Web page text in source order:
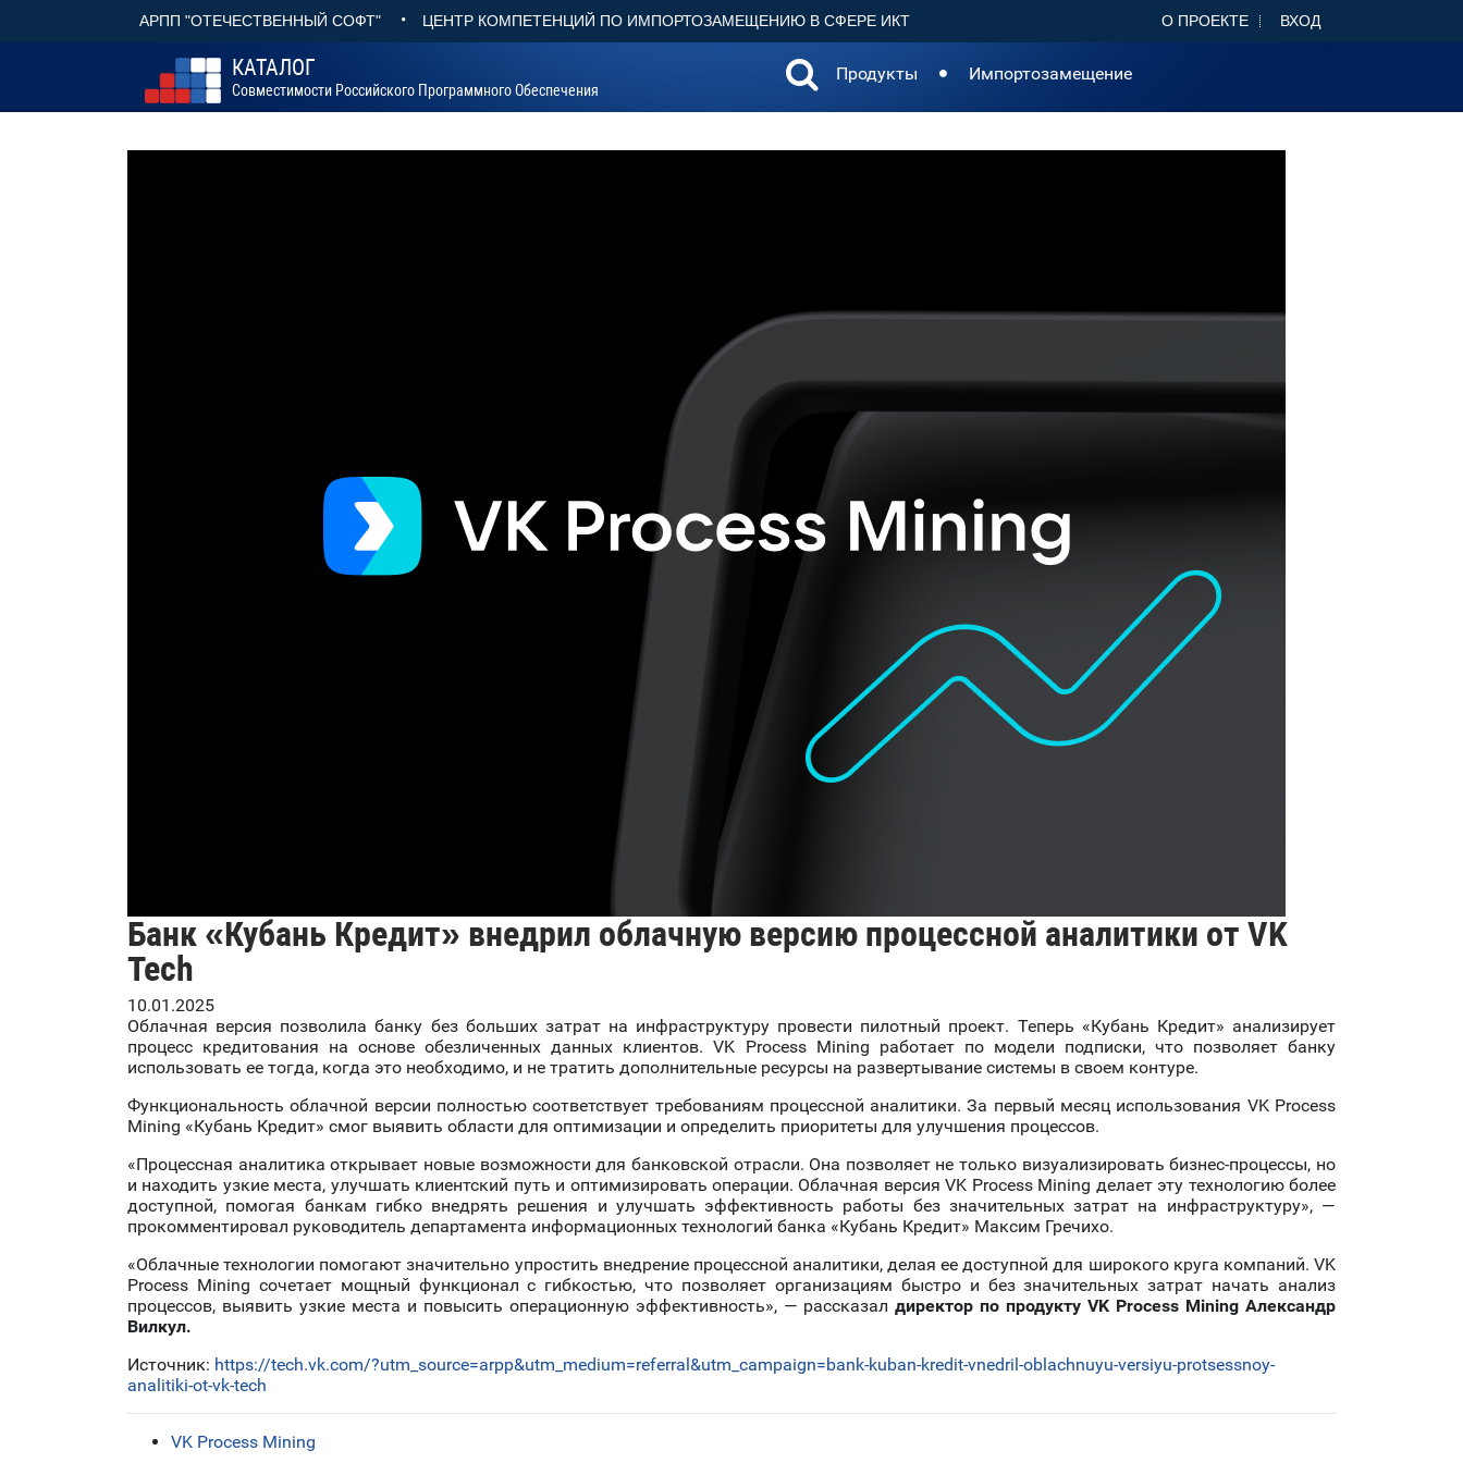
АРПП "ОТЕЧЕСТВЕННЫЙ СОФТ" • ЦЕНТР КОМПЕТЕНЦИЙ ПО ИМПОРТОЗАМЕЩЕНИЮ В СФЕРЕ ИКТ О ПРОЕКТЕ ВХОД
КАТАЛОГ
Совместимости Российского Программного Обеспечения
Продукты Импортозамещение
Банк «Кубань Кредит» внедрил облачную версию процессной аналитики от VK
Tech
10.01.2025
Облачная версия позволила банку без больших затрат на инфраструктуру провести пилотный проект. Теперь «Кубань Кредит» анализирует
процесс кредитования на основе обезличенных данных клиентов. VK Process Mining работает по модели подписки, что позволяет банку
использовать ее тогда, когда это необходимо, и не тратить дополнительные ресурсы на развертывание системы в своем контуре.
Функциональность облачной версии полностью соответствует требованиям процессной аналитики. За первый месяц использования VK Process
Mining «Кубань Кредит» смог выявить области для оптимизации и определить приоритеты для улучшения процессов.
«Процессная аналитика открывает новые возможности для банковской отрасли. Она позволяет не только визуализировать бизнес-процессы, но
и находить узкие места, улучшать клиентский путь и оптимизировать операции. Облачная версия VK Process Mining делает эту технологию более
доступной, помогая банкам гибко внедрять решения и улучшать эффективность работы без значительных затрат на инфраструктуру», —
прокомментировал руководитель департамента информационных технологий банка «Кубань Кредит» Максим Гречихо.
«Облачные технологии помогают значительно упростить внедрение процессной аналитики, делая ее доступной для широкого круга компаний. VK
Process Mining сочетает мощный функционал с гибкостью, что позволяет организациям быстро и без значительных затрат начать анализ
процессов, выявить узкие места и повысить операционную эффективность», — рассказалдиректор по продукту VK Process Mining Александр
Вилкул.
Источник: https://tech.vk.com/?utm_source=arpp&utm_medium=referral&utm_campaign=bank-kuban-kredit-vnedril-oblachnuyu-versiyu-protsessnoy-
analitiki-ot-vk-tech
VK Process Mining